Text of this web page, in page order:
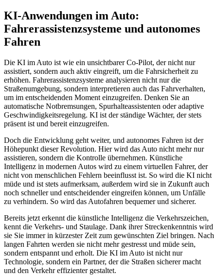
KI-Anwendungen im Auto:
Fahrerassistenzsysteme und autonomes
Fahren
Die KI im Auto ist wie ein unsichtbarer Co-Pilot, der nicht nur
assistiert, sondern auch aktiv eingreift, um die Fahrsicherheit zu
erhöhen. Fahrerassistenzsysteme analysieren nicht nur die
Straßenumgebung, sondern interpretieren auch das Fahrverhalten,
um im entscheidenden Moment einzugreifen. Denken Sie an
automatische Notbremsungen, Spurhalteassistenten oder adaptive
Geschwindigkeitsregelung. KI ist der ständige Wächter, der stets
präsent ist und bereit einzugreifen.
Doch die Entwicklung geht weiter, und autonomes Fahren ist der
Höhepunkt dieser Revolution. Hier wird das Auto nicht mehr nur
assistieren, sondern die Kontrolle übernehmen. Künstliche
Intelligenz in modernen Autos wird zu einem virtuellen Fahrer, der
nicht von menschlichen Fehlern beeinflusst ist. So wird die KI nicht
müde und ist stets aufmerksam, außerdem wird sie in Zukunft auch
noch schneller und entscheidender eingreifen können, um Unfälle
zu verhindern. So wird das Autofahren bequemer und sicherer.
Bereits jetzt erkennt die künstliche Intelligenz die Verkehrszeichen,
kennt die Verkehrs- und Staulage. Dank ihrer Streckenkenntnis wird
sie Sie immer in kürzester Zeit zum gewünschten Ziel bringen. Nach
langen Fahrten werden sie nicht mehr gestresst und müde sein,
sondern entspannt und erholt. Die KI im Auto ist nicht nur
Technologie, sondern ein Partner, der die Straßen sicherer macht
und den Verkehr effizienter gestaltet.